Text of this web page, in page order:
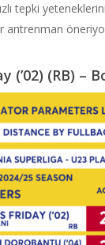
tepki
antrenman
(’02) (RB) –